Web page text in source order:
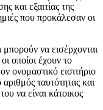
και εξαιτίας της
που προκάλεσαν οι
να εισέρχονται
οποίοι έχουν το
ονομαστικό εισιτήριο
ταυτότητας και
να είναι κάτοικος